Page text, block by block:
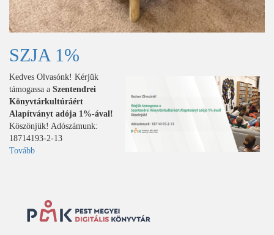
SZJA 1%
Kedves Olvasónk! Kérjük
támogassa a Szentendrei
Könyvtárkultúráért
Alapítványt adója 1%-ával!
Köszönjük! Adószámunk:
18714193-2-13
Tovább